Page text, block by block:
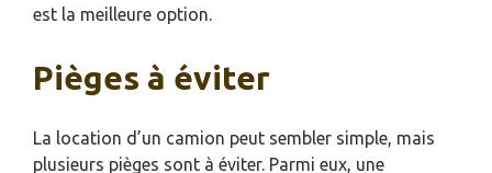
est la meilleure option.
Pièges à éviter
La location d’un camion peut sembler simple, mais
plusieurs pièges sont à éviter. Parmi eux, une